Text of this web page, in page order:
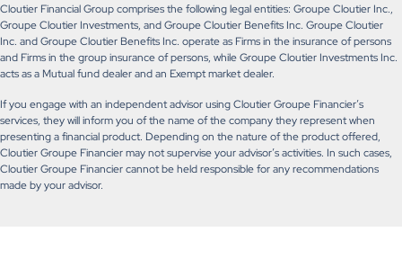
Cloutier Financial Group comprises the following legal entities: Groupe Cloutier Inc.,
Groupe Cloutier Investments, and Groupe Cloutier Benefits Inc. Groupe Cloutier
Inc. and Groupe Cloutier Benefits Inc. operate as Firms in the insurance of persons
and Firms in the group insurance of persons, while Groupe Cloutier Investments Inc.
acts as a Mutual fund dealer and an Exempt market dealer.
If you engage with an independent advisor using Cloutier Groupe Financier’s
services, they will inform you of the name of the company they represent when
presenting a financial product. Depending on the nature of the product offered,
Cloutier Groupe Financier may not supervise your advisor’s activities. In such cases,
Cloutier Groupe Financier cannot be held responsible for any recommendations
made by your advisor.